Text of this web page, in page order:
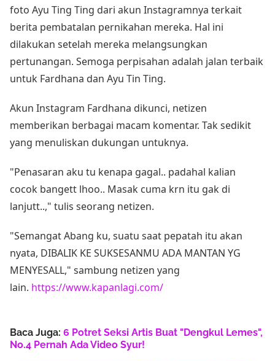
foto Ayu Ting Ting dari akun Instagramnya terkait
berita pembatalan pernikahan mereka. Hal ini
dilakukan setelah mereka melangsungkan
pertunangan. Semoga perpisahan adalah jalan terbaik
untuk Fardhana dan Ayu Tin Ting.
Akun Instagram Fardhana dikunci, netizen
memberikan berbagai macam komentar. Tak sedikit
yang menuliskan dukungan untuknya.
"Penasaran aku tu kenapa gagal.. padahal kalian
cocok bangett lhoo.. Masak cuma krn itu gak di
lanjutt..," tulis seorang netizen.
"Semangat Abang ku, suatu saat pepatah itu akan
nyata, DIBALIK KE SUKSESANMU ADA MANTAN YG
MENYESALL," sambung netizen yang
lain. https://www.kapanlagi.com/
Baca Juga: 6 Potret Seksi Artis Buat "Dengkul Lemes",
No.4 Pernah Ada Video Syur!